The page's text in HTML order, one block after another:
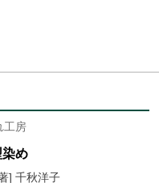
工房
染め
] 千秋洋子